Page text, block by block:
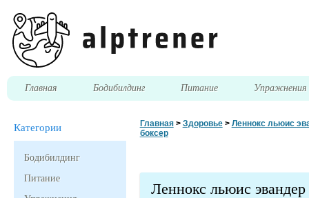
Главная Бодибилдинг Питание Упражнения
Категории
Бодибилдинг
Питание
Главная> Здоровье> Леннокс льюис
боксер
Леннокс льюис